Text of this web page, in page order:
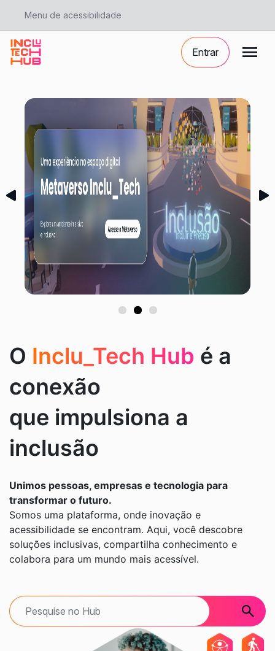
Menu de acessibilidade
Entrar
O Inclu_Tech Hub é a
conexão
que impulsiona a
inclusão
Unimos pessoas, empresas e tecnologia para
transformar o futuro.
Somos uma plataforma, onde inovação e
acessibilidade se encontram. Aqui, você descobre
soluções inclusivas, compartilha conhecimento e
colabora para um mundo mais acessível.